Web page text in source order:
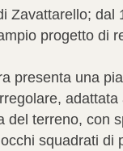
Zavattarello; dal
progetto di
presenta una
adattata
del terreno, con
squadrati di